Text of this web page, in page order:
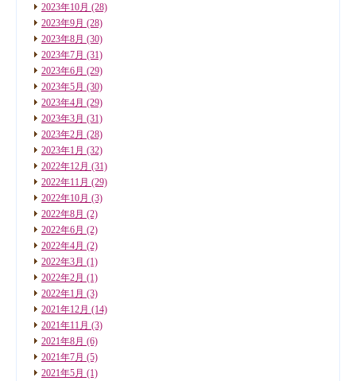
2023年10月 (28)
2023年9月 (28)
2023年8月 (30)
2023年7月 (31)
2023年6月 (29)
2023年5月 (30)
2023年4月 (29)
2023年3月 (31)
2023年2月 (28)
2023年1月 (32)
2022年12月 (31)
2022年11月 (29)
2022年10月 (3)
2022年8月 (2)
2022年6月 (2)
2022年4月 (2)
2022年3月 (1)
2022年2月 (1)
2022年1月 (3)
2021年12月 (14)
2021年11月 (3)
2021年8月 (6)
2021年7月 (5)
2021年5月 (1)